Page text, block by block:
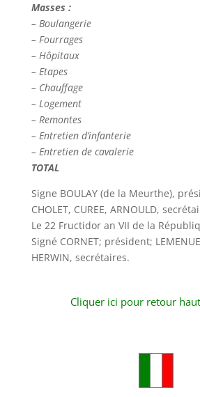
Masses :
– Boulangerie
– Fourrages
– Hôpitaux
– Etapes
– Chauffage
– Logement
– Remontes
– Entretien d’infanterie
– Entretien de cavalerie
TOTAL———————————————–
Signe BOULAY (de la Meurthe),
CHOLET, CUREE, ARNOULD,
Le 22 Fructidor an VII de la
Signé CORNET; président;
HERWIN, secrétaires.
Cliquer ici pour retour